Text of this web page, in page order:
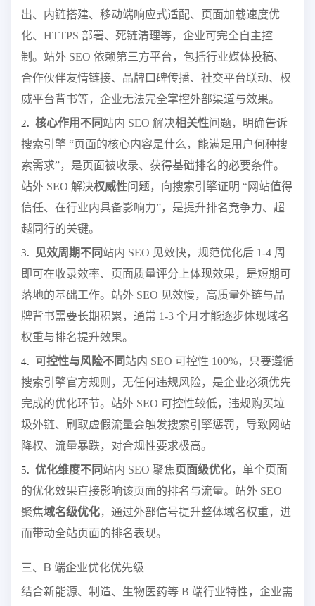
出、内链搭建、移动端响应式适配、页面加载速度优
化、HTTPS 部署、死链清理等，企业可完全自主控
制。站外 SEO 依赖第三方平台，包括行业媒体投稿、
合作伙伴友情链接、品牌口碑传播、社交平台联动、权
威平台背书等，企业无法完全掌控外部渠道与效果。
2. 核心作用不同 站内 SEO 解决相关性问题，明确告诉
搜索引擎 “页面的核心内容是什么，能满足用户何种搜
索需求”，是页面被收录、获得基础排名的必要条件。
站外 SEO 解决权威性问题，向搜索引擎证明 “网站值得
信任、在行业内具备影响力”，是提升排名竞争力、超
越同行的关键。
3. 见效周期不同 站内 SEO 见效快，规范优化后 1-4 周
即可在收录效率、页面质量评分上体现效果，是短期可
落地的基础工作。站外 SEO 见效慢，高质量外链与品
牌背书需要长期积累，通常 1-3 个月才能逐步体现域名
权重与排名提升效果。
4. 可控性与风险不同 站内 SEO 可控性 100%，只要遵循
搜索引擎官方规则，无任何违规风险，是企业必须优先
完成的优化环节。站外 SEO 可控性较低，违规购买垃
圾外链、刷取虚假流量会触发搜索引擎惩罚，导致网站
降权、流量暴跌，对合规性要求极高。
5. 优化维度不同 站内 SEO 聚焦页面级优化，单个页面
的优化效果直接影响该页面的排名与流量。站外 SEO
聚焦域名级优化，通过外部信号提升整体域名权重，进
而带动全站页面的排名表现。
三、B 端企业优化优先级
结合新能源、制造、生物医药等 B 端行业特性，企业需